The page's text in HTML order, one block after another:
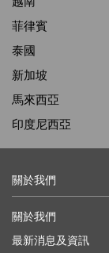
菲律賓
泰國
新加坡
馬來西亞
印度尼西亞
關於我們
關於我們
最新消息及資訊